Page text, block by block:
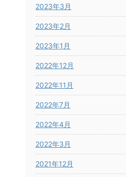
2023年3月
2023年2月
2023年1月
2022年12月
2022年11月
2022年7月
2022年4月
2022年3月
2021年12月